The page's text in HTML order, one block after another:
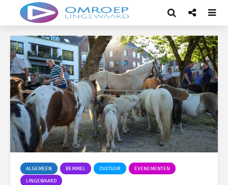
ALGEMEEN BEMMEL CULTUUR
EVENEMENTEN
LINGEWAARD